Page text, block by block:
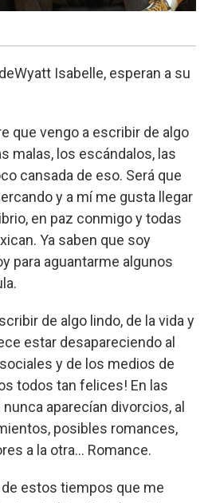
Isabelle, esperan a su
que vengo a escribir de algo
malas, los escándalos, las
cansada de eso. Será que
y a mí me gusta llegar
en paz conmigo y todas
Ya saben que soy
para aguantarme algunos
de algo lindo, de la vida y
estar desapareciendo al
y de los medios de
todos tan felices! En las
aparecían divorcios, al
posibles romances,
a la otra... Romance.
estos tiempos que me